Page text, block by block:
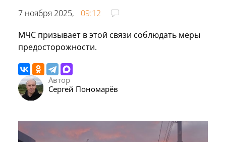
7 ноября 2025,
09:12
МЧС призывает в этой связи соблюдать меры
предосторожности.
Автор
Сергей Пономарёв